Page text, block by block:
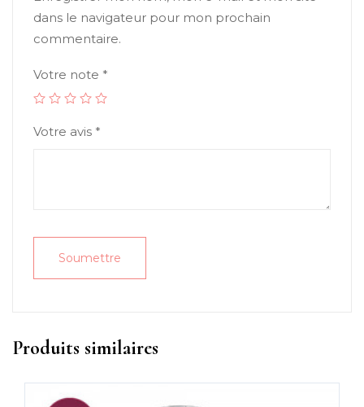
dans le navigateur pour mon prochain
commentaire.
Votre note *
Votre avis *
Produits similaires